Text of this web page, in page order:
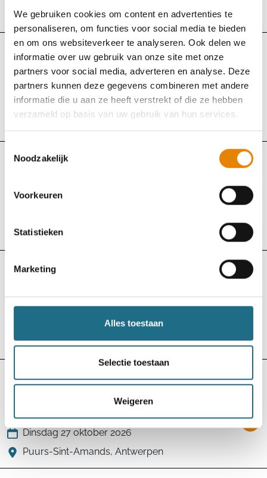
We gebruiken cookies om content en advertenties te
personaliseren, om functies voor social media te bieden
en om ons websiteverkeer te analyseren. Ook delen we
informatie over uw gebruik van onze site met onze
partners voor social media, adverteren en analyse. Deze
partners kunnen deze gegevens combineren met andere
informatie die u aan ze heeft verstrekt of die ze hebben
verzameld op basis van uw gebruik van hun services.
Noodzakelijk
Voorkeuren
Statistieken
Marketing
Alles toestaan
Selectie toestaan
Weigeren
Wommelgem, Antwerpen
WSVL
Herfsttocht
Zondag 25 oktober 2026
Herfsttocht
Overrepen (Tongeren-Borgloon), Limburg
Aviflorawandeltocht
Dinsdag 27 oktober 2026
Ingelmunster, West-Vlaanderen
WSVL Gewijzigd
Dinsdag 27 oktober 2026
Puurs-Sint-Amands, Antwerpen